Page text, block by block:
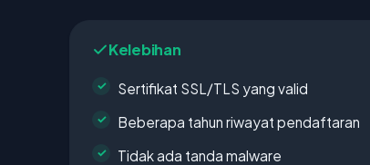
Kelebihan
Sertifikat SSL/TLS yang valid
Beberapa tahun riwayat pendaftaran
Tidak ada tanda malware